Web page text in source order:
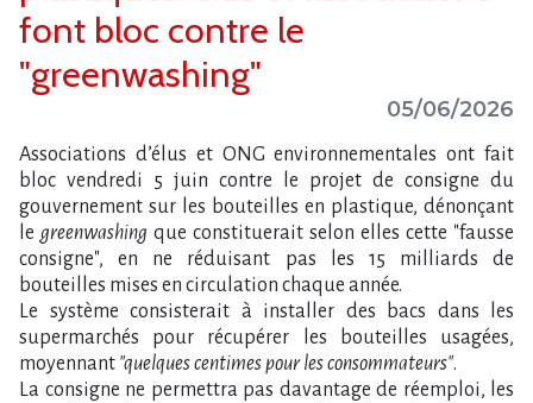
font bloc contre le
"greenwashing"
05/06/2026
Associations d​‌’élus et ONG environnementales ont fait
bloc vendredi 5 juin contre le projet de consigne du
gouvernement sur les bouteilles en plastique, dénonçant
le greenwashing que constituerait selon elles cette "fausse
consigne", en ne réduisant pas les 15 milliards de
bouteilles mises en circulation chaque année.
Le système consisterait à installer des bacs dans les
supermarchés pour récupérer les bouteilles usagées,
moyennant "quelques centimes pour les consommateurs".
La consigne ne permettra pas davantage de réemploi, les